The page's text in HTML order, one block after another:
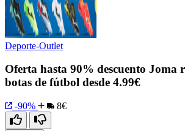
Deporte-Outlet
Oferta hasta 90% descuento Joma
botas de fútbol desde 4.99€
-90% 8€